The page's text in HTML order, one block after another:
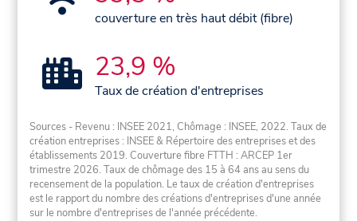
couverture en très haut débit (fibre)
23,9 %
Taux de création d'entreprises
Sources - Revenu : INSEE 2021, Chômage : INSEE, 2022. Taux de
création entreprises : INSEE & Répertoire des entreprises et des
établissements 2019. Couverture fibre FTTH : ARCEP 1er
trimestre 2026. Taux de chômage des 15 à 64 ans au sens du
recensement de la population. Le taux de création d'entreprises
est le rapport du nombre des créations d'entreprises d'une année
sur le nombre d'entreprises de l'année précédente.